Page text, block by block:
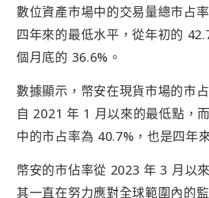
數位資產市場中的交易量總市占
四年來的最低水平，從年初的
個月底的 36.6%。
數據顯示，幣安在現貨市場的市
自 2021 年 1 月以來的最低點，
中的市占率為 40.7%，也是四年
幣安的市佔率從 2023 年 3 月以
其一直在努力應對全球範圍內的